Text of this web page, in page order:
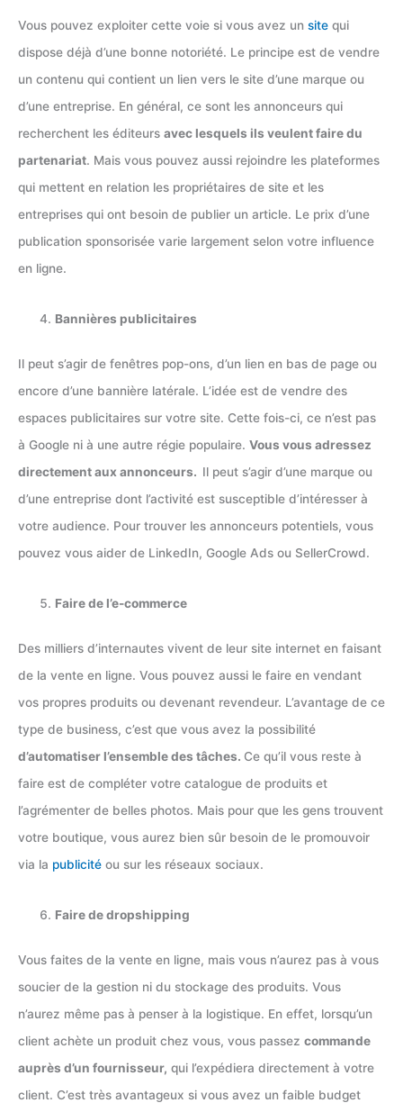
Vous pouvez exploiter cette voie si vous avez un site qui
dispose déjà d’une bonne notoriété. Le principe est de vendre
un contenu qui contient un lien vers le site d’une marque ou
d’une entreprise. En général, ce sont les annonceurs qui
recherchent les éditeurs avec lesquels ils veulent faire du
partenariat. Mais vous pouvez aussi rejoindre les plateformes
qui mettent en relation les propriétaires de site et les
entreprises qui ont besoin de publier un article. Le prix d’une
publication sponsorisée varie largement selon votre influence
en ligne.
Bannières publicitaires
Il peut s’agir de fenêtres pop-ons, d’un lien en bas de page ou
encore d’une bannière latérale. L’idée est de vendre des
espaces publicitaires sur votre site. Cette fois-ci, ce n’est pas
à Google ni à une autre régie populaire. Vous vous adressez
directement aux annonceurs. Il peut s’agir d’une marque ou
d’une entreprise dont l’activité est susceptible d’intéresser à
votre audience. Pour trouver les annonceurs potentiels, vous
pouvez vous aider de LinkedIn, Google Ads ou SellerCrowd.
Faire de l’e-commerce
Des milliers d’internautes vivent de leur site internet en faisant
de la vente en ligne. Vous pouvez aussi le faire en vendant
vos propres produits ou devenant revendeur. L’avantage de ce
type de business, c’est que vous avez la possibilité
d’automatiser l’ensemble des tâches. Ce qu’il vous reste à
faire est de compléter votre catalogue de produits et
l’agrémenter de belles photos. Mais pour que les gens trouvent
votre boutique, vous aurez bien sûr besoin de le promouvoir
via la publicité ou sur les réseaux sociaux.
Faire de dropshipping
Vous faites de la vente en ligne, mais vous n’aurez pas à vous
soucier de la gestion ni du stockage des produits. Vous
n’aurez même pas à penser à la logistique. En effet, lorsqu’un
client achète un produit chez vous, vous passez commande
auprès d’un fournisseur, qui l’expédiera directement à votre
client. C’est très avantageux si vous avez un faible budget